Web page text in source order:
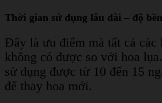
Thời gian sử dụng lâu dài – độ
Đây là ưu điểm mà tất cả các
không có được so với hoa
sử dụng được từ 10 đến 15
để thay hoa mới.